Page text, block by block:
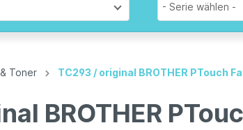
- Serie wählen -
Toner TC293 / original BROTHER PTouch
BROTHER